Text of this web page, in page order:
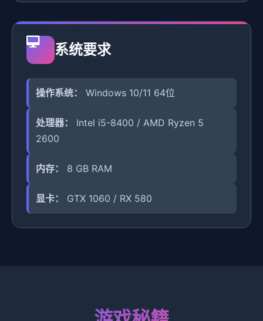
系统要求
操作系统： Windows 10/11 64位
处理器：
Intel i5-8400 / AMD Ryzen 5
2600
内存： 8 GB RAM
显卡： GTX 1060 / RX 580